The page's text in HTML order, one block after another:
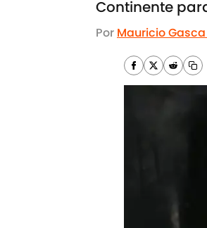
Continente
Por Mauricio